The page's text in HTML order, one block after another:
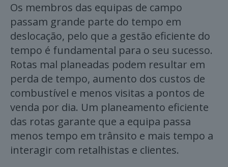
Os membros das equipas de campo
passam grande parte do tempo em
deslocação, pelo que a gestão eficiente do
tempo é fundamental para o seu sucesso.
Rotas mal planeadas podem resultar em
perda de tempo, aumento dos custos de
combustível e menos visitas a pontos de
venda por dia. Um planeamento eficiente
das rotas garante que a equipa passa
menos tempo em trânsito e mais tempo a
interagir com retalhistas e clientes.